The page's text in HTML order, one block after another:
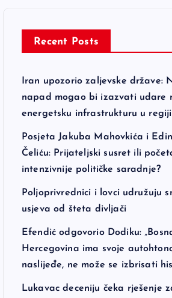
Recent Posts
Iran upozorio zaljevske države:
napad mogao bi izazvati udare
energetsku infrastrukturu u regiji
Posjeta Jakuba Mahovkića i
Čeliću: Prijateljski susret ili
intenzivnije političke saradnje?
Poljoprivrednici i lovci udružuju
usjeva od šteta divljači
Efendić odgovorio Dodiku:
Hercegovina ima svoje
naslijeđe, ne može se izbrisati
Lukavac deceniju čeka rješenje